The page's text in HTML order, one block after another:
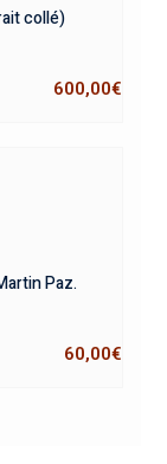
collé)
600,00€
Paz.
60,00€